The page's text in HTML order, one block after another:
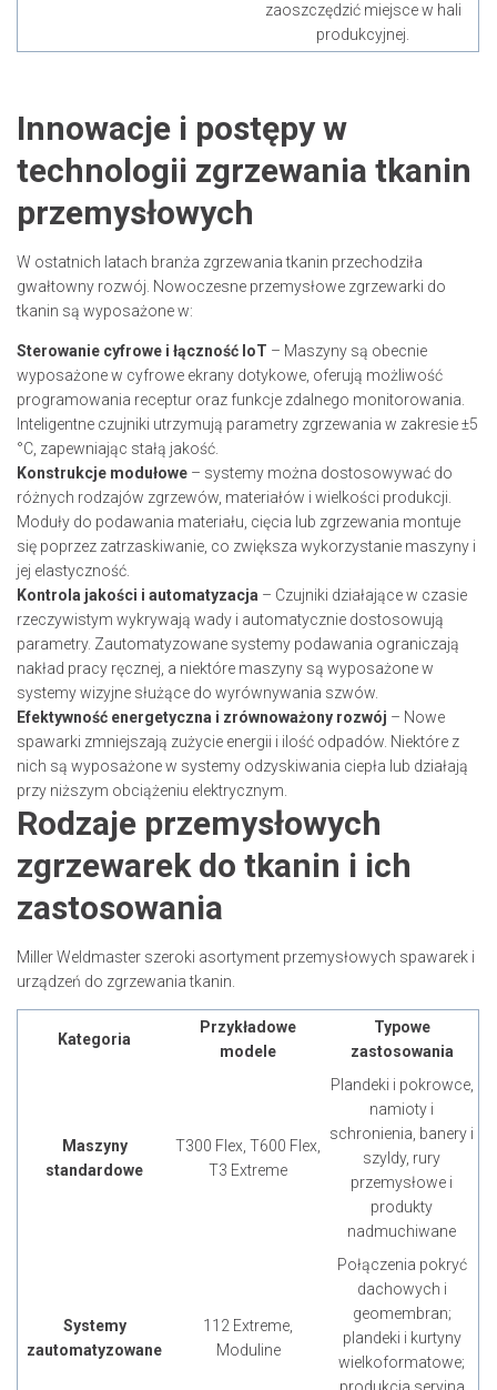
zaoszczędzić miejsce w hali
produkcyjnej.
Innowacje i postępy w
technologii zgrzewania tkanin
przemysłowych
W ostatnich latach branża zgrzewania tkanin przechodziła
gwałtowny rozwój. Nowoczesne przemysłowe zgrzewarki do
tkanin są wyposażone w:
Sterowanie cyfrowe i łączność IoT – Maszyny są obecnie
wyposażone w cyfrowe ekrany dotykowe, oferują możliwość
programowania receptur oraz funkcje zdalnego monitorowania.
Inteligentne czujniki utrzymują parametry zgrzewania w zakresie ±5
°C, zapewniając stałą jakość.
Konstrukcje modułowe – systemy można dostosowywać do
różnych rodzajów zgrzewów, materiałów i wielkości produkcji.
Moduły do podawania materiału, cięcia lub zgrzewania montuje
się poprzez zatrzaskiwanie, co zwiększa wykorzystanie maszyny i
jej elastyczność.
Kontrola jakości i automatyzacja – Czujniki działające w czasie
rzeczywistym wykrywają wady i automatycznie dostosowują
parametry. Zautomatyzowane systemy podawania ograniczają
nakład pracy ręcznej, a niektóre maszyny są wyposażone w
systemy wizyjne służące do wyrównywania szwów.
Efektywność energetyczna i zrównoważony rozwój – Nowe
spawarki zmniejszają zużycie energii i ilość odpadów. Niektóre z
nich są wyposażone w systemy odzyskiwania ciepła lub działają
przy niższym obciążeniu elektrycznym.
Rodzaje przemysłowych
zgrzewarek do tkanin i ich
zastosowania
Miller Weldmaster szeroki asortyment przemysłowych spawarek i
urządzeń do zgrzewania tkanin.
Kategoria
Przykładowe
modele
Typowe
zastosowania
Maszyny
standardowe
T300 Flex, T600 Flex,
T3 Extreme
Plandeki i pokrowce,
namioty i
schronienia, banery i
szyldy, rury
przemysłowe i
produkty
nadmuchiwane
Systemy
zautomatyzowane
112 Extreme,
Moduline
Połączenia pokryć
dachowych i
geomembran;
plandeki i kurtyny
wielkoformatowe;